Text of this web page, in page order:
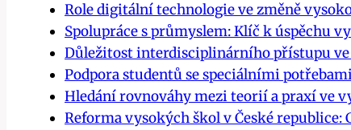
Role digitální technologie ve změně
Spolupráce s průmyslem: Klíč k úspěchu
Důležitost interdisciplinárního přístupu
Podpora studentů se speciálními
Hledání rovnováhy mezi teorií a praxí ve
Reforma vysokých škol v České republice: